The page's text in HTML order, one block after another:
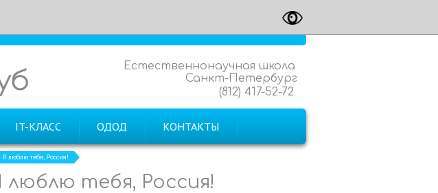
Естественнонаучная школа
Санкт-Петербург
(812) 417-52-72
IT-КЛАСС ОДОД КОНТАКТЫ
Я люблю тебя, Россия!
Я люблю тебя, Россия!